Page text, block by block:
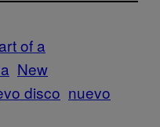
of a
New
disco nuevo